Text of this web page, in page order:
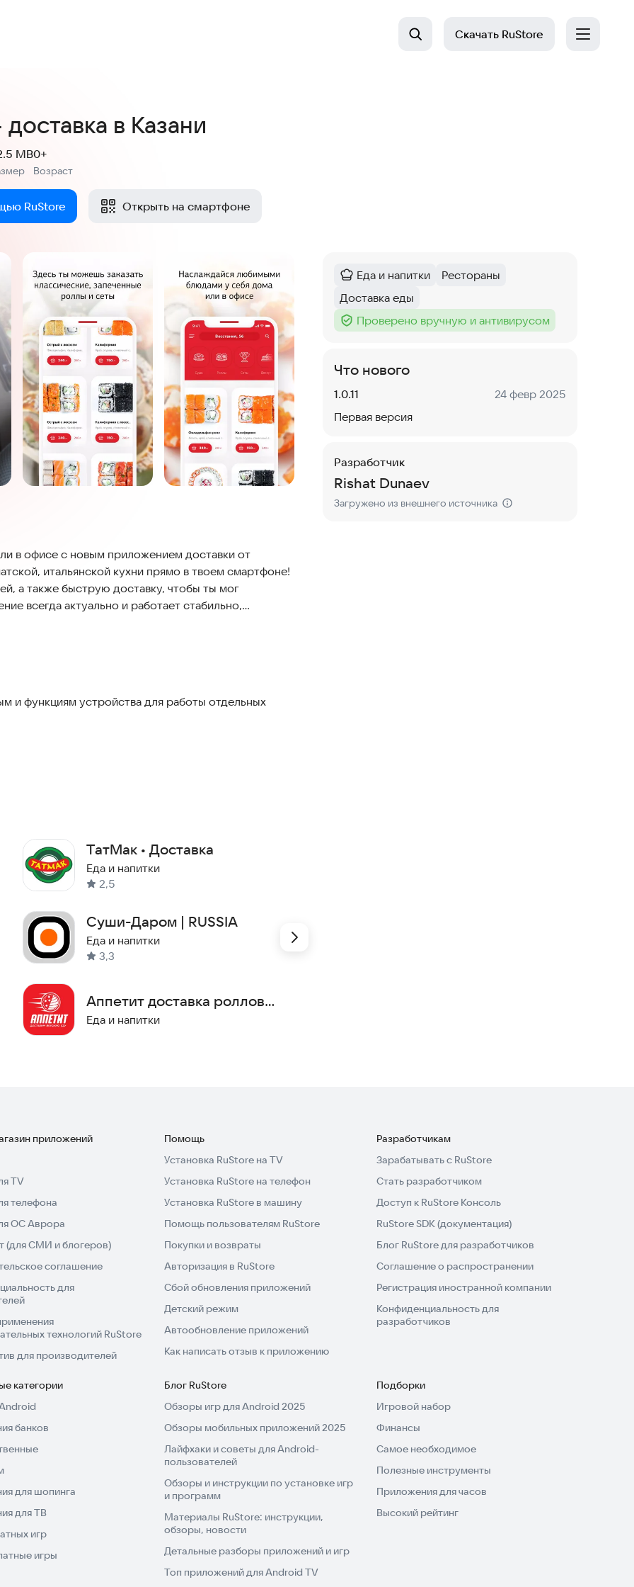
Скачать RuStore
в Казани
MB
Возраст
0+
RuStore Открыть на смартфоне
в офисе с новым приложением доставки от
итальянской кухни прямо в твоем смартфоне!
а также быструю доставку, чтобы ты мог
всегда актуально и работает стабильно,
нужное блюдо в несколько кликов. Также можно
заказа или заказа доставки по адресу.
блюда с доставкой!
и функциям устройства для работы отдельных
ТaтМак • Доставка
Еда и напитки
2,5
Суши-Даром | RUSSIA
Еда и напитки
3,3
Аппетит доставка роллов,
пиццы
Еда и напитки
Категория:
Еда и напитки
Тег:
Рестораны
Тег:
Доставка еды
Тег :
Проверено вручную и антивирусом
Что нового
Версия:
1.0.11 Дата:
24 февр 2025
Первая версия
Разработчик
Rishat Dunaev
Загружено из внешнего источника
приложений
TV
телефона
ОС Аврора
(для СМИ и блогеров)
соглашение
для
технологий RuStore
для производителей
Помощь
Установка RuStore на TV
Установка RuStore на телефон
Установка RuStore в машину
Помощь пользователям RuStore
Покупки и возвраты
Авторизация в RuStore
Сбой обновления приложений
Детский режим
Автообновление приложений
Как написать отзыв к приложению
Разработчикам
Зарабатывать с RuStore
Стать разработчиком
Доступ к RuStore Консоль
RuStore SDK (документация)
Блог RuStore для разработчиков
Соглашение о распространении
Регистрация иностранной компании
Конфиденциальность для
разработчиков
категории
банков
для шопинга
для ТВ
игр
игры
Блог RuStore
Обзоры игр для Android 2025
Обзоры мобильных приложений 2025
Лайфхаки и советы для Android-
пользователей
Обзоры и инструкции по установке игр
и программ
Материалы RuStore: инструкции,
обзоры, новости
Детальные разборы приложений и игр
Топ приложений для Android TV
Подборки
Игровой набор
Финансы
Самое необходимое
Полезные инструменты
Приложения для часов
Высокий рейтинг